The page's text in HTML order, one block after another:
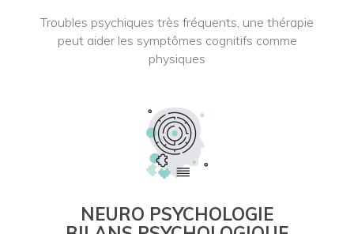
Troubles psychiques très fréquents, une thérapie
peut aider les symptômes cognitifs comme
physiques
NEURO PSYCHOLOGIE